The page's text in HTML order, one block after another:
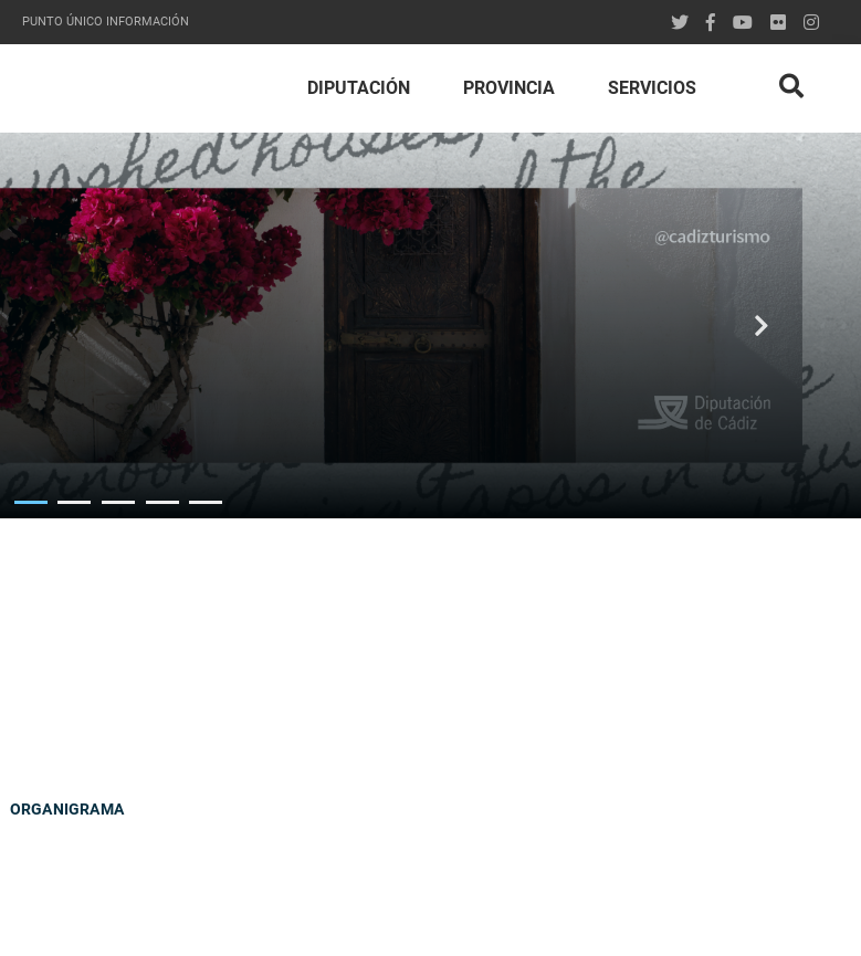
PUNTO ÚNICO INFORMACIÓN
DIPUTACIÓN PROVINCIA SERVICIOS
ORGANIGRAMA